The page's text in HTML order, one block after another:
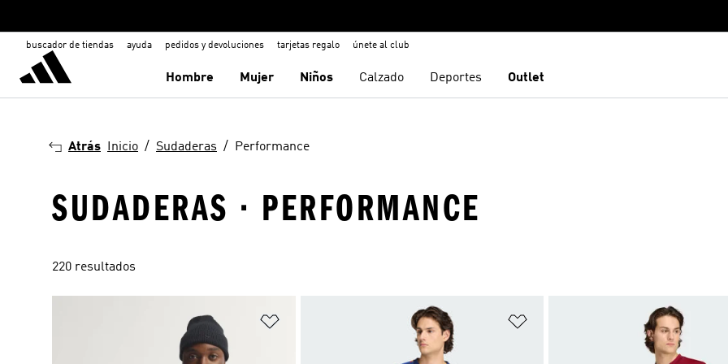
buscador de tiendas ayuda pedidos y devoluciones tarjetas regalo únete al club
Hombre Mujer Niños Calzado Deportes Outlet
Atrás Inicio Sudaderas Performance
SUDADERAS · PERFORMANCE
220 resultados
Añadir a la lista de deseos Añadir a la lista de deseos